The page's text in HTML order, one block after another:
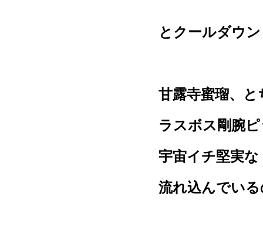
とクールダウ
甘露寺蜜瑠、と
ラスボス剛腕
宇宙イチ堅実
流れ込んでい